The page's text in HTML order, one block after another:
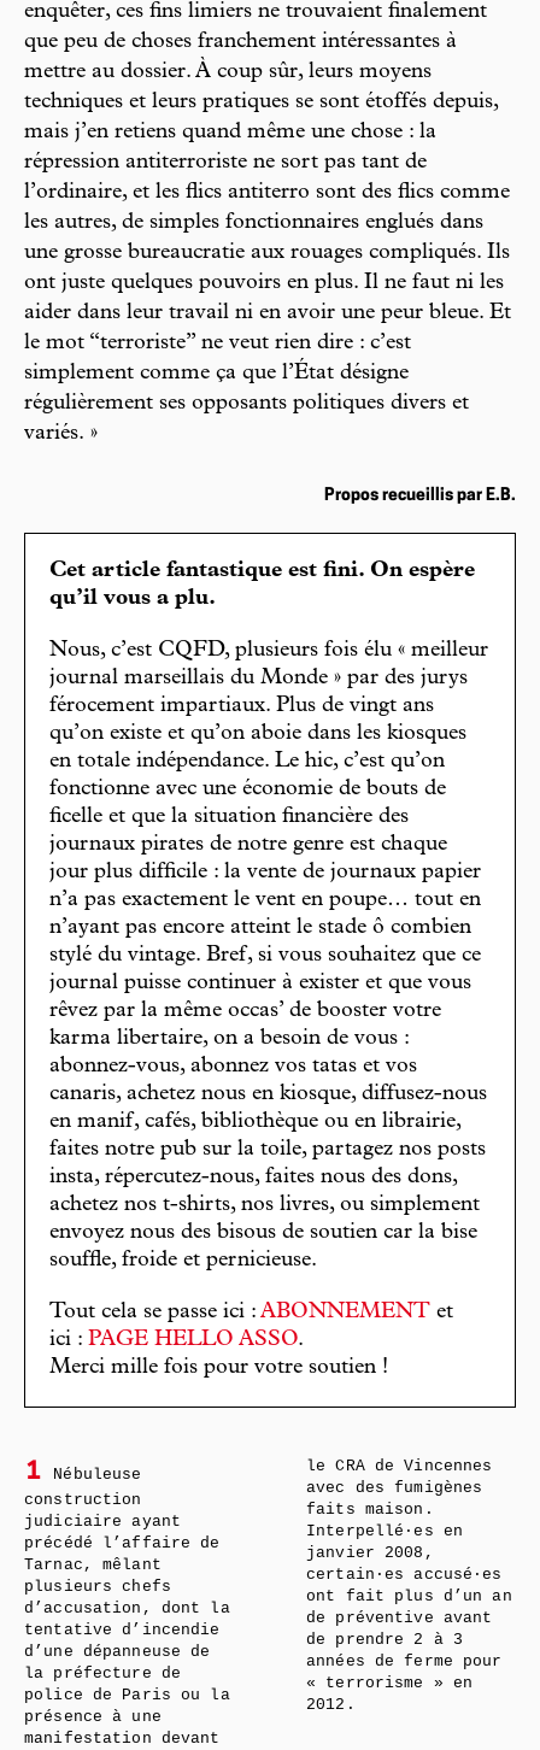
enquêter, ces fins limiers ne trouvaient finalement
que peu de choses franchement intéressantes à
mettre au dossier. À coup sûr, leurs moyens
techniques et leurs pratiques se sont étoffés depuis,
mais j’en retiens quand même une chose : la
répression antiterroriste ne sort pas tant de
l’ordinaire, et les flics antiterro sont des flics comme
les autres, de simples fonctionnaires englués dans
une grosse bureaucratie aux rouages compliqués. Ils
ont juste quelques pouvoirs en plus. Il ne faut ni les
aider dans leur travail ni en avoir une peur bleue. Et
le mot “terroriste” ne veut rien dire : c’est
simplement comme ça que l’État désigne
régulièrement ses opposants politiques divers et
variés. »
Propos recueillis par E.B.
Cet article fantastique est fini. On espère
qu’il vous a plu.
Nous, c’est CQFD, plusieurs fois élu « meilleur
journal marseillais du Monde » par des jurys
férocement impartiaux. Plus de vingt ans
qu’on existe et qu’on aboie dans les kiosques
en totale indépendance. Le hic, c’est qu’on
fonctionne avec une économie de bouts de
ficelle et que la situation financière des
journaux pirates de notre genre est chaque
jour plus difficile : la vente de journaux papier
n’a pas exactement le vent en poupe… tout en
n’ayant pas encore atteint le stade ô combien
stylé du vintage. Bref, si vous souhaitez que ce
journal puisse continuer à exister et que vous
rêvez par la même occas’ de booster votre
karma libertaire, on a besoin de vous :
abonnez-vous, abonnez vos tatas et vos
canaris, achetez nous en kiosque, diffusez-nous
en manif, cafés, bibliothèque ou en librairie,
faites notre pub sur la toile, partagez nos posts
insta, répercutez-nous, faites nous des dons,
achetez nos t-shirts, nos livres, ou simplement
envoyez nous des bisous de soutien car la bise
souffle, froide et pernicieuse.
Tout cela se passe ici : ABONNEMENT et
ici : PAGE HELLO ASSO.
Merci mille fois pour votre soutien !
1
Nébuleuse
construction
judiciaire ayant
précédé l’affaire de
Tarnac, mêlant
plusieurs chefs
d’accusation, dont la
tentative d’incendie
d’une dépanneuse de
la préfecture de
police de Paris ou la
présence à une
manifestation devant
le CRA de Vincennes
avec des fumigènes
faits maison.
Interpellé·es en
janvier 2008,
certain·es accusé·es
ont fait plus d’un an
de préventive avant
de prendre 2 à 3
années de ferme pour
« terrorisme » en
2012.